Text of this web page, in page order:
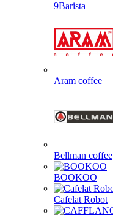
9Barista
Aram coffee
Bellman coffee
BOOKOO
Cafelat Robot